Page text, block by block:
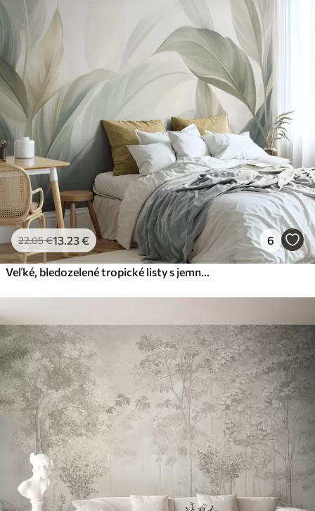
Štandard
.00 27
Premium
56 34.00 €/m²
Prémiový vinyl
.00 .00€/m²
Peel and Stick
81.6749.00€/m²
22.05€13 .23€ 6